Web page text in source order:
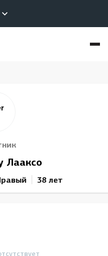
Лааксо
38 лет